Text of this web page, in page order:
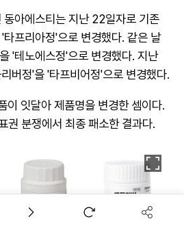
아에스티는 지난 22일자로 기존
프리아정'으로 변경했다. 같은 날
'테노에스정'으로 변경했다. 지난
버정'을 '타프비어정'으로 변경했다.
이 잇달아 제품명을 변경한 셈이다.
권 분쟁에서 최종 패소한 결과다.